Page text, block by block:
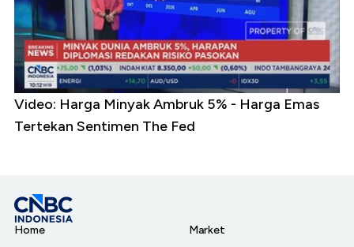
Video: Harga Minyak Ambruk 5% - Harga Emas
Tertekan Sentimen The Fed
Home
Market